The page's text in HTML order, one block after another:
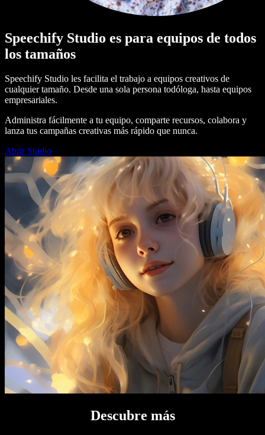
Speechify Studio es para equipos de todos
los tamaños
Speechify Studio les facilita el trabajo a equipos creativos de
cualquier tamaño. Desde una sola persona todóloga, hasta equipos
empresariales.
Administra fácilmente a tu equipo, comparte recursos, colabora y
lanza tus campañas creativas más rápido que nunca.
Abrir Studio
Descubre más